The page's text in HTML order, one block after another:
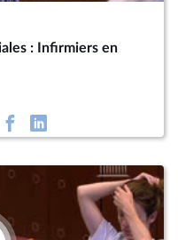
: Infirmiers en